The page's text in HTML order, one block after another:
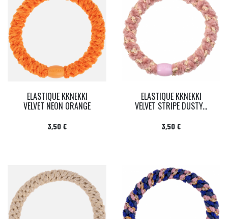
ELASTIQUE KKNEKKI
VELVET NEON ORANGE
Prix
3,50 €
ELASTIQUE KKNEKKI
VELVET STRIPE DUSTY...
Prix
3,50 €